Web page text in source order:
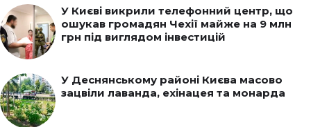
У Києві викрили телефонний центр, що
ошукав громадян Чехії майже на 9 млн
грн під виглядом інвестицій
У Деснянському районі Києва масово
зацвіли лаванда, ехінацея та монарда